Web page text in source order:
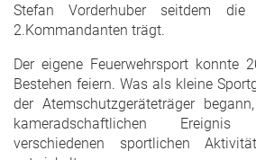
Stefan Vorderhuber seitdem die
2.Kommandanten trägt.
Der eigene Feuerwehrsport konnte
Bestehen feiern. Was als kleine
der Atemschutzgeräteträger
kameradschaftlichen
verschiedenen sportlichen